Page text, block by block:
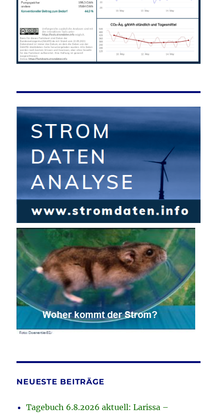
NEUESTE BEITRÄGE
Tagebuch 6.8.2026 aktuell: Larissa –